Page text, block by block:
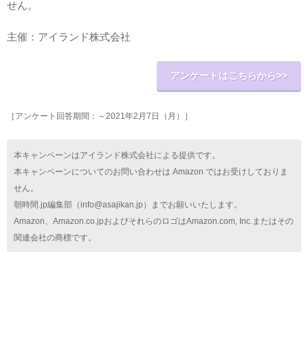
せん。
主催：アイランド株式会社
アンケートはこちらから>>
［アンケート回答期間：～2021年2月7日（月）］
本キャンペーンはアイランド株式会社による提供です。
本キャンペーンについてのお問い合わせは Amazon ではお受けしておりま
せん。
朝時間.jp編集部（info@asajikan.jp）までお願いいたします。
Amazon、Amazon.co.jpおよびそれらのロゴはAmazon.com, Inc.またはその
関連会社の商標です。